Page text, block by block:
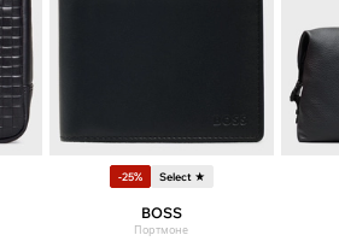
-25% Select ★
BOSS
Портмоне